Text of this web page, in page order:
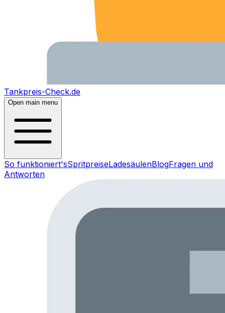
Tankpreis-Check.de
Open main menu
So funktioniert'sSpritpreiseLadesäulenBlogFragen und
Antworten